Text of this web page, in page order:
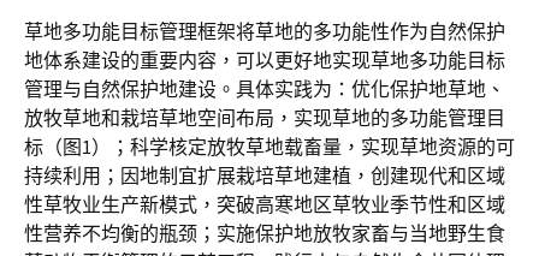
草地多功能目标管理框架将草地的多功能性作为自然保护
地体系建设的重要内容，可以更好地实现草地多功能目标
管理与自然保护地建设。具体实践为：优化保护地草地、
放牧草地和栽培草地空间布局，实现草地的多功能管理目
标（图1）；科学核定放牧草地载畜量，实现草地资源的可
持续利用；因地制宜扩展栽培草地建植，创建现代和区域
性草牧业生产新模式，突破高寒地区草牧业季节性和区域
性营养不均衡的瓶颈；实施保护地放牧家畜与当地野生食